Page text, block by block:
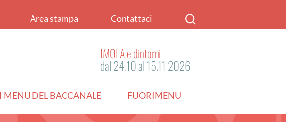
Area stampa Contattaci
IMOLA e dintorni
dal 24.10 al 15.11 2026
I MENU DEL BACCANALE FUORIMENU